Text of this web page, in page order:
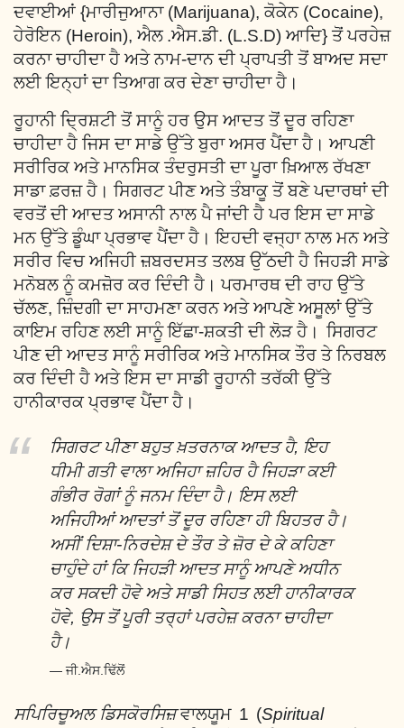
ਦਵਾਈਆਂ {ਮਾਰੀਜੁਆਨਾ (Marijuana), ਕੋਕੇਨ (Cocaine),
ਹੇਰੋਇਨ (Heroin), ਐਲ .ਐਸ.ਡੀ. (L.S.D) ਆਦਿ} ਤੋਂ ਪਰਹੇਜ਼
ਕਰਨਾ ਚਾਹੀਦਾ ਹੈ ਅਤੇ ਨਾਮ-ਦਾਨ ਦੀ ਪ੍ਰਾਪਤੀ ਤੋਂ ਬਾਅਦ ਸਦਾ
ਲਈ ਇਨ੍ਹਾਂ ਦਾ ਤਿਆਗ ਕਰ ਦੇਣਾ ਚਾਹੀਦਾ ਹੈ।
ਰੂਹਾਨੀ ਦ੍ਰਿਸ਼ਟੀ ਤੋਂ ਸਾਨੂੰ ਹਰ ਉਸ ਆਦਤ ਤੋਂ ਦੂਰ ਰਹਿਣਾ
ਚਾਹੀਦਾ ਹੈ ਜਿਸ ਦਾ ਸਾਡੇ ਉੱਤੇ ਬੁਰਾ ਅਸਰ ਪੈਂਦਾ ਹੈ। ਆਪਣੀ
ਸਰੀਰਿਕ ਅਤੇ ਮਾਨਸਿਕ ਤੰਦਰੁਸਤੀ ਦਾ ਪੂਰਾ ਖ਼ਿਆਲ ਰੱਖਣਾ
ਸਾਡਾ ਫ਼ਰਜ਼ ਹੈ। ਸਿਗਰਟ ਪੀਣ ਅਤੇ ਤੰਬਾਕੂ ਤੋਂ ਬਣੇ ਪਦਾਰਥਾਂ ਦੀ
ਵਰਤੋਂ ਦੀ ਆਦਤ ਅਸਾਨੀ ਨਾਲ ਪੈ ਜਾਂਦੀ ਹੈ ਪਰ ਇਸ ਦਾ ਸਾਡੇ
ਮਨ ਉੱਤੇ ਡੂੰਘਾ ਪ੍ਰਭਾਵ ਪੈਂਦਾ ਹੈ। ਇਹਦੀ ਵਜ੍ਹਾ ਨਾਲ ਮਨ ਅਤੇ
ਸਰੀਰ ਵਿਚ ਅਜਿਹੀ ਜ਼ਬਰਦਸਤ ਤਲਬ ਉੱਠਦੀ ਹੈ ਜਿਹੜੀ ਸਾਡੇ
ਮਨੋਬਲ ਨੂੰ ਕਮਜ਼ੋਰ ਕਰ ਦਿੰਦੀ ਹੈ। ਪਰਮਾਰਥ ਦੀ ਰਾਹ ਉੱਤੇ
ਚੱਲਣ, ਜ਼ਿੰਦਗੀ ਦਾ ਸਾਹਮਣਾ ਕਰਨ ਅਤੇ ਆਪਣੇ ਅਸੂਲਾਂ ਉੱਤੇ
ਕਾਇਮ ਰਹਿਣ ਲਈ ਸਾਨੂੰ ਇੱਛਾ-ਸ਼ਕਤੀ ਦੀ ਲੋੜ ਹੈ। ਸਿਗਰਟ
ਪੀਣ ਦੀ ਆਦਤ ਸਾਨੂੰ ਸਰੀਰਿਕ ਅਤੇ ਮਾਨਸਿਕ ਤੌਰ ਤੇ ਨਿਰਬਲ
ਕਰ ਦਿੰਦੀ ਹੈ ਅਤੇ ਇਸ ਦਾ ਸਾਡੀ ਰੂਹਾਨੀ ਤਰੱਕੀ ਉੱਤੇ
ਹਾਨੀਕਾਰਕ ਪ੍ਰਭਾਵ ਪੈਂਦਾ ਹੈ।
ਸਿਗਰਟ ਪੀਣਾ ਬਹੁਤ ਖ਼ਤਰਨਾਕ ਆਦਤ ਹੈ, ਇਹ
ਧੀਮੀ ਗਤੀ ਵਾਲਾ ਅਜਿਹਾ ਜ਼ਹਿਰ ਹੈ ਜਿਹੜਾ ਕਈ
ਗੰਭੀਰ ਰੋਗਾਂ ਨੂੰ ਜਨਮ ਦਿੰਦਾ ਹੈ। ਇਸ ਲਈ
ਅਜਿਹੀਆਂ ਆਦਤਾਂ ਤੋਂ ਦੂਰ ਰਹਿਣਾ ਹੀ ਬਿਹਤਰ ਹੈ।
ਅਸੀਂ ਦਿਸ਼ਾ-ਨਿਰਦੇਸ਼ ਦੇ ਤੌਰ ਤੇ ਜ਼ੋਰ ਦੇ ਕੇ ਕਹਿਣਾ
ਚਾਹੁੰਦੇ ਹਾਂ ਕਿ ਜਿਹੜੀ ਆਦਤ ਸਾਨੂੰ ਆਪਣੇ ਅਧੀਨ
ਕਰ ਸਕਦੀ ਹੋਵੇ ਅਤੇ ਸਾਡੀ ਸਿਹਤ ਲਈ ਹਾਨੀਕਾਰਕ
ਹੋਵੇ, ਉਸ ਤੋਂ ਪੂਰੀ ਤਰ੍ਹਾਂ ਪਰਹੇਜ਼ ਕਰਨਾ ਚਾਹੀਦਾ
ਹੈ।
ਜੀ.ਐਸ.ਢਿੱਲੋਂ
ਸਪਿਰਿਚੂਅਲ ਡਿਸਕੋਰਸਿਜ਼ਵਾਲਯੂਮ 1 (Spiritual